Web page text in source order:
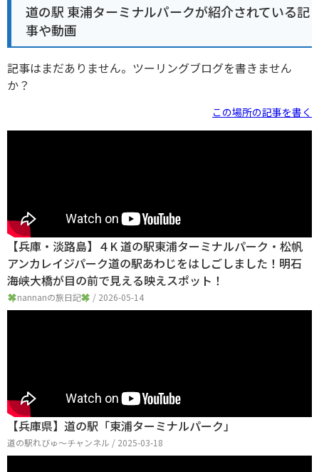
道の駅 東浦ターミナルパークが紹介されている記
事や動画
記事はまだありません。ツーリングブログを書きません
か？
この場所の記事を書く
【兵庫・淡路島】４K 道の駅東浦ターミナルパーク・松帆
アンカレイジパーク道の駅あわじをはしごしました！明石
海峡大橋が目の前で見える映えスポット！
nannanの旅日記 / 2026-05-14
【兵庫県】道の駅「東浦ターミナルパーク」
道の駅れびゅ〜チャンネル / 2025-03-18